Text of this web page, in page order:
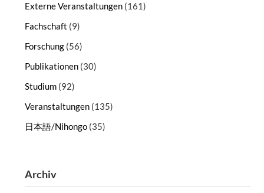
Externe Veranstaltungen (161)
Fachschaft (9)
Forschung (56)
Publikationen (30)
Studium (92)
Veranstaltungen (135)
日本語/Nihongo (35)
Archiv